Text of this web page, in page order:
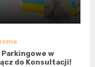
w
do Konsultacji!